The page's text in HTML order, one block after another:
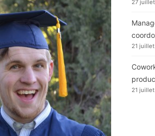
27
21
21